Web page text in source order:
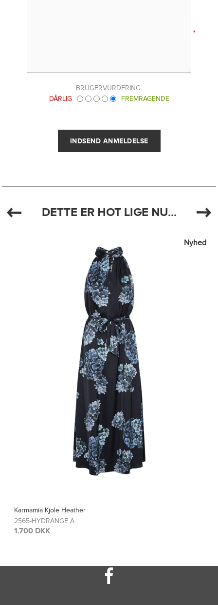
*
BRUGERVURDERING:
DÅRLIG
FREMRAGENDE
DETTE ER HOT LIGE NU...
Karmamia Bluse Blair